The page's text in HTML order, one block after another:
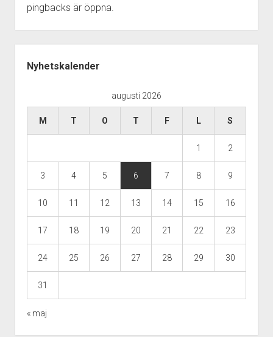
pingbacks är öppna.
Nyhetskalender
augusti 2026
M T O T F L S
1 2
3 4 5 6 7 8 9
10 11 12 13 14 15 16
17 18 19 20 21 22 23
24 25 26 27 28 29 30
31
« maj